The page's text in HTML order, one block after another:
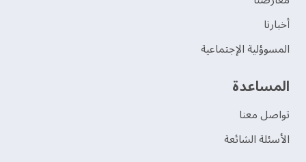
‫أخبارنا‬
المسوؤلية الإجتماعية
‫المساعدة‬
تواصل معنا
الأسئلة الشائعة